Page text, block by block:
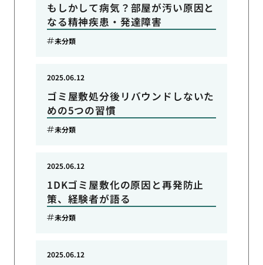
もしかして病気？部屋が汚い原因と
なる精神疾患・発達障害
未分類
ゴミ屋敷処分後リバウンドしないた
めの5つの習慣
2025.06.12
未分類
1DKゴミ屋敷化の原因と再発防止
策、経験者が語る
2025.06.12
未分類
2025.06.12